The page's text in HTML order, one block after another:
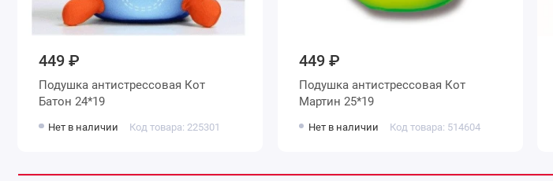
449 ₽
Подушка антистрессовая Кот
Батон 24*19
Нет в наличии Код товара: 225301
449 ₽
Подушка антистрессовая Кот
Мартин 25*19
Нет в наличии Код товара: 514604